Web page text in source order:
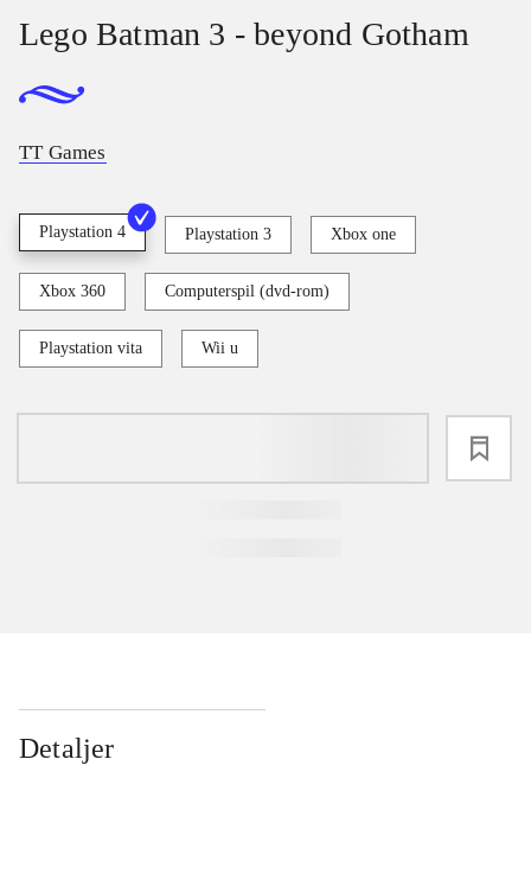
Lego Batman 3 - beyond Gotham
TT Games
Playstation 4 Playstation 3 Xbox one
Xbox 360 Computerspil (dvd-rom)
Playstation vita Wii u
Detaljer